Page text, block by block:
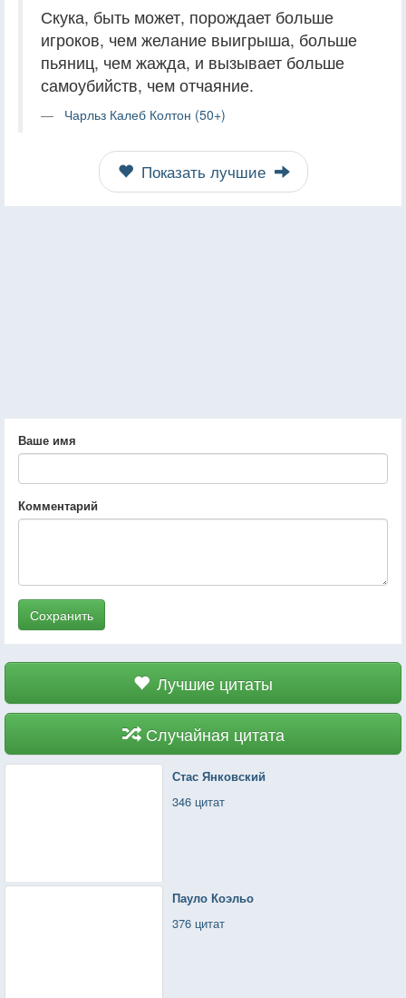
Скука, быть может, порождает больше
игроков, чем желание выигрыша, больше
пьяниц, чем жажда, и вызывает больше
самоубийств, чем отчаяние.
Чарльз Калеб Колтон (50+)
Показать лучшие
Ваше имя
Комментарий
Сохранить
Лучшие цитаты
Случайная цитата
Стас Янковский
346 цитат
Пауло Коэльо
376 цитат